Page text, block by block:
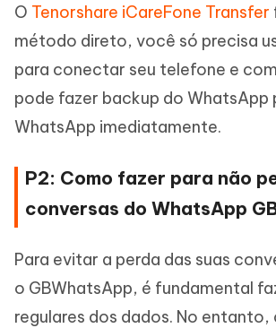
O Tenorshare iCareFone Transfer
método direto, você só precisa
para conectar seu telefone e
pode fazer backup do WhatsApp
WhatsApp imediatamente.
P2: Como fazer para não
conversas do WhatsApp
Para evitar a perda das suas
o GBWhatsApp, é fundamental
regulares dos dados. No entanto,